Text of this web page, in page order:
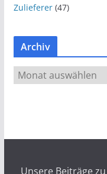
Zulieferer(47)
Archiv
r
Unsere Beiträge